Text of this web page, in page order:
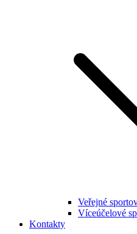
Veřejné
Víceúčelové
Kontakty